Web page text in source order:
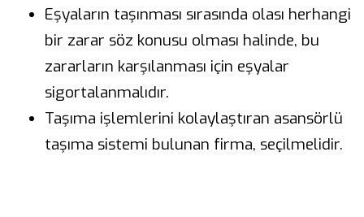
Eşyaların taşınması sırasında olası herhangi
bir zarar söz konusu olması halinde, bu
zararların karşılanması için eşyalar
sigortalanmalıdır.
Taşıma işlemlerini kolaylaştıran asansörlü
taşıma sistemi bulunan firma, seçilmelidir.